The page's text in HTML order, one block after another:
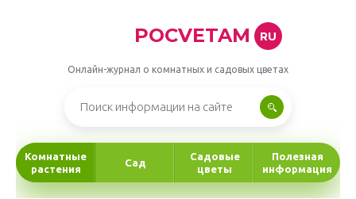
POCVETAM RU
Онлайн-журнал о комнатных и садовых цветах
Комнатные
растения
Сад
Садовые
цветы
Полезная
информация